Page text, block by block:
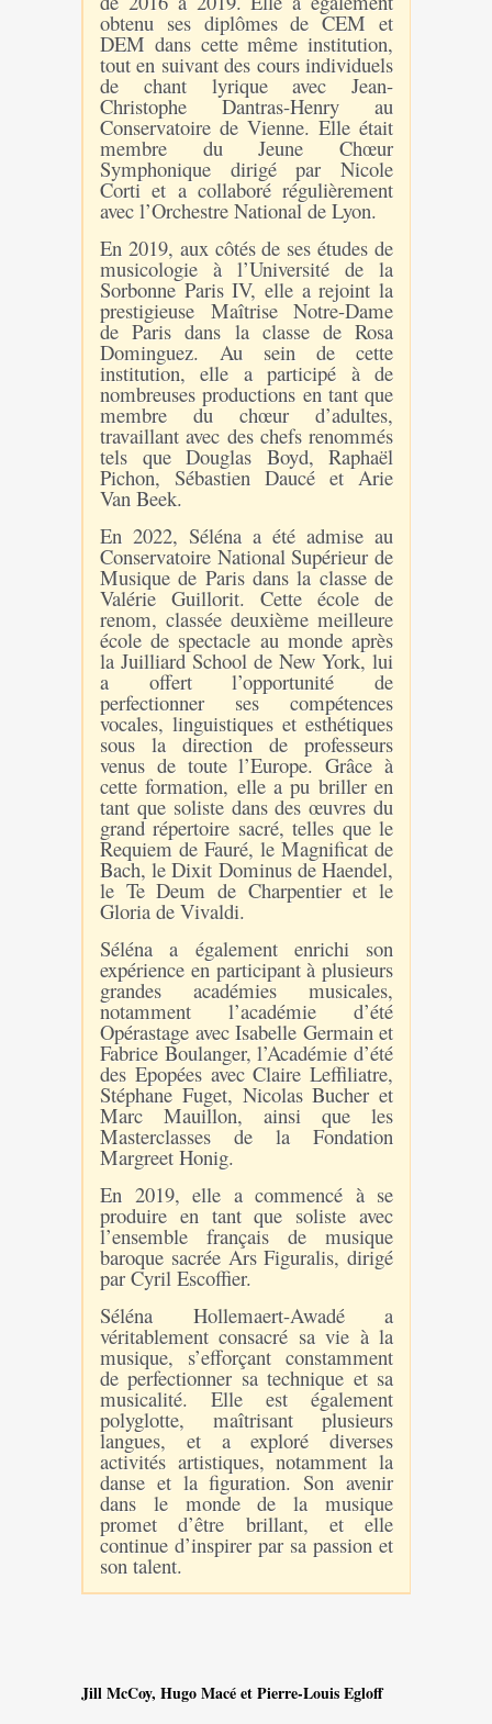
obtenu ses diplômes de CEM et
DEM dans cette même institution,
tout en suivant des cours individuels
de chant lyrique avec Jean-
Christophe Dantras-Henry au
Conservatoire de Vienne. Elle était
membre du Jeune Chœur
Symphonique dirigé par Nicole
Corti et a collaboré régulièrement
avec l’Orchestre National de Lyon.
En 2019, aux côtés de ses études de
musicologie à l’Université de la
Sorbonne Paris IV, elle a rejoint la
prestigieuse Maîtrise Notre-Dame
de Paris dans la classe de Rosa
Dominguez. Au sein de cette
institution, elle a participé à de
nombreuses productions en tant que
membre du chœur d’adultes,
travaillant avec des chefs renommés
tels que Douglas Boyd, Raphaël
Pichon, Sébastien Daucé et Arie
Van Beek.
En 2022, Séléna a été admise au
Conservatoire National Supérieur de
Musique de Paris dans la classe de
Valérie Guillorit. Cette école de
renom, classée deuxième meilleure
école de spectacle au monde après
la Juilliard School de New York, lui
a offert l’opportunité de
perfectionner ses compétences
vocales, linguistiques et esthétiques
sous la direction de professeurs
venus de toute l’Europe. Grâce à
cette formation, elle a pu briller en
tant que soliste dans des œuvres du
grand répertoire sacré, telles que le
Requiem de Fauré, le Magnificat de
Bach, le Dixit Dominus de Haendel,
le Te Deum de Charpentier et le
Gloria de Vivaldi.
Séléna a également enrichi son
expérience en participant à plusieurs
grandes académies musicales,
notamment l’académie d’été
Opérastage avec Isabelle Germain et
Fabrice Boulanger, l’Académie d’été
des Epopées avec Claire Leffiliatre,
Stéphane Fuget, Nicolas Bucher et
Marc Mauillon, ainsi que les
Masterclasses de la Fondation
Margreet Honig.
En 2019, elle a commencé à se
produire en tant que soliste avec
l’ensemble français de musique
baroque sacrée Ars Figuralis, dirigé
par Cyril Escoffier.
Séléna Hollemaert-Awadé a
véritablement consacré sa vie à la
musique, s’efforçant constamment
de perfectionner sa technique et sa
musicalité. Elle est également
polyglotte, maîtrisant plusieurs
langues, et a exploré diverses
activités artistiques, notamment la
danse et la figuration. Son avenir
dans le monde de la musique
promet d’être brillant, et elle
continue d’inspirer par sa passion et
son talent.
Jill McCoy, Hugo Macé et Pierre-Louis Egloff